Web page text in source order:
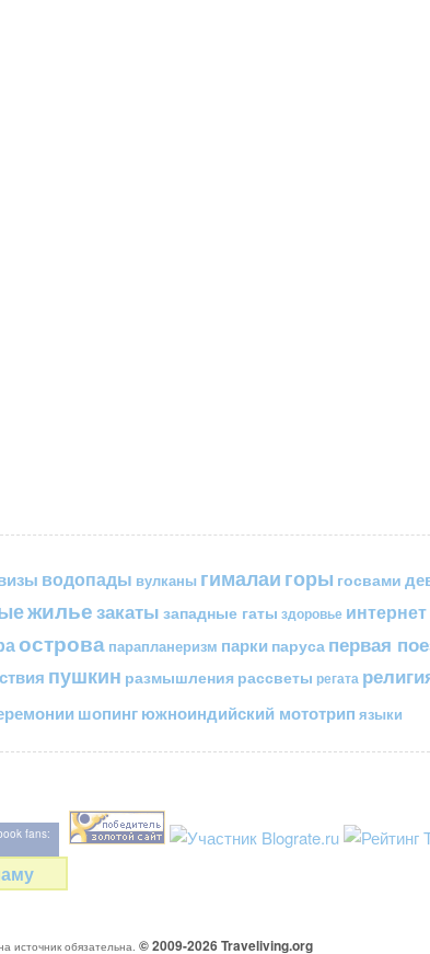
водопады вулканы гималаи горы госвами
жильезакаты западные гаты здоровье интернет
острова парапланеризм парки паруса первая
пушкин размышления рассветы регата
шопингюжноиндийский мототрип языки
fans:
источник обязательна. © 2009-2026Traveliving.org